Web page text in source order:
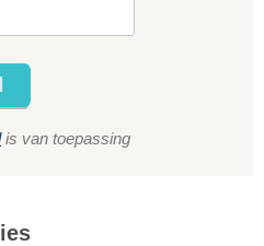
is van toepassing